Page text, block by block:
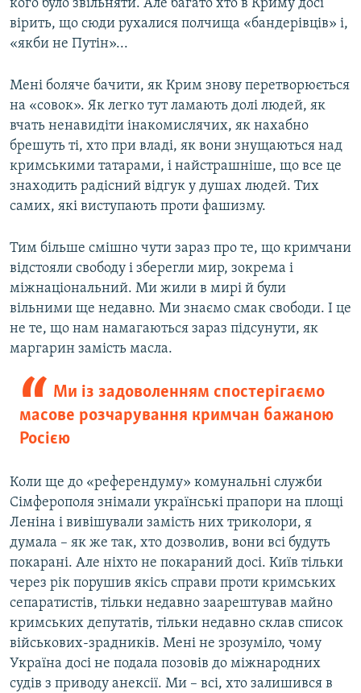
кого було звільняти. Але багато хто в Криму досі
вірить, що сюди рухалися полчища «бандерівців» і,
«якби не Путін»...
Мені боляче бачити, як Крим знову перетворюється
на «совок». Як легко тут ламають долі людей, як
вчать ненавидіти інакомислячих, як нахабно
брешуть ті, хто при владі, як вони знущаються над
кримськими татарами, і найстрашніше, що все це
знаходить радісний відгук у душах людей. Тих
самих, які виступають проти фашизму.
Тим більше смішно чути зараз про те, що кримчани
відстояли свободу і зберегли мир, зокрема і
міжнаціональний. Ми жили в мирі й були
вільними ще недавно. Ми знаємо смак свободи. І це
не те, що нам намагаються зараз підсунути, як
маргарин замість масла.
Ми із задоволенням спостерігаємо
масове розчарування кримчан бажаною
Росією
Коли ще до «референдуму» комунальні служби
Сімферополя знімали українські прапори на площі
Леніна і вивішували замість них триколори, я
думала – як же так, хто дозволив, вони всі будуть
покарані. Але ніхто не покараний досі. Київ тільки
через рік порушив якісь справи проти кримських
сепаратистів, тільки недавно заарештував майно
кримських депутатів, тільки недавно склав список
військових-зрадників. Мені не зрозуміло, чому
Україна досі не подала позовів до міжнародних
судів з приводу анексії. Ми – всі, хто залишився в